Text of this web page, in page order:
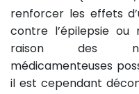
renforcer les effets
contre l’épilepsie ou
raison des
médicamenteuses
il est cependant